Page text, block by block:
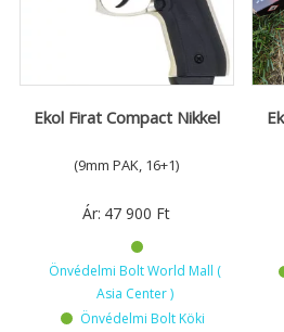
Ekol Firat Compact Nikkel
(9mm PAK, 16+1)
Ár: 47 900 Ft
Önvédelmi Bolt World Mall (
Asia Center )
Önvédelmi Bolt Köki